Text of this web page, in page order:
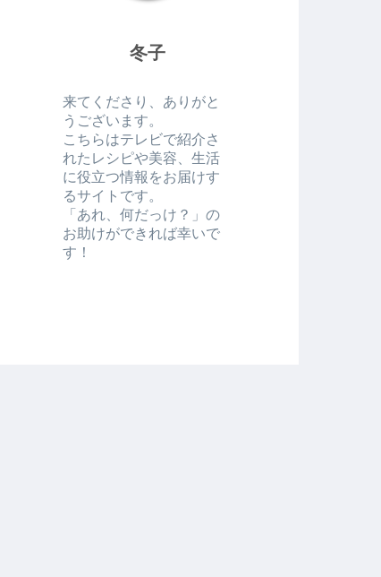
冬子
来てくださり、ありがと
うございます。
こちらはテレビで紹介さ
れたレシピや美容、生活
に役立つ情報をお届けす
るサイトです。
「あれ、何だっけ？」の
お助けができれば幸いで
す！